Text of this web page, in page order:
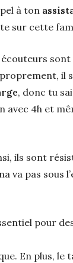
à ton
sur cette
écouteurs
il
, donc tu
4h et
ils sont
pas sous
pour
En plus, le